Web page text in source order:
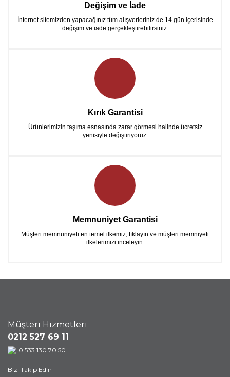
Değişim ve İade
İnternet sitemizden yapacağınız tüm alışverleriniz de 14 gün içerisinde
değişim ve iade gerçekleştirebilirsiniz.
Kırık Garantisi
Ürünlerimizin taşıma esnasında zarar görmesi halinde ücretsiz
yenisiyle değiştiriyoruz.
Memnuniyet Garantisi
Müşteri memnuniyeti en temel ilkemiz, tıklayın ve müşteri memniyeti
ilkelerimizi inceleyin.
Müşteri Hizmetleri
0212 527 69 11
0 533 130 70 50
Bizi Takip Edin